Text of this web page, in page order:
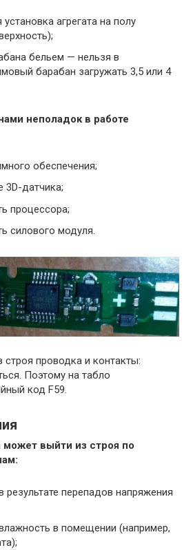
агрегата на полу
бельем — нельзя в
барабан загружать 3,5 или 4
неполадок в работе
обеспечения;
3D-датчика;
процессора;
силового модуля.
строя проводка и контакты:
Поэтому на табло
код F59.
выйти из строя по
результате перепадов напряжения
в помещении (например,